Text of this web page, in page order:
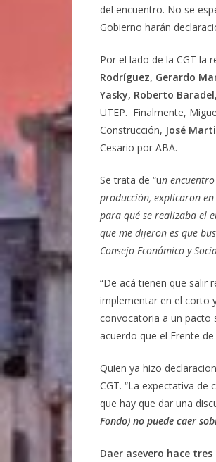
del encuentro. No se
Gobierno harán
Por el lado de la CGT la
Rodríguez, Gerardo
Yasky, Roberto
UTEP. Finalmente,
Construcción, José
Cesario por ABA.
Se trata de “un
producción, explicaron
para qué se realizaba el
que me dijeron es que
Consejo Económico y
“De acá tienen que salir
implementar en el corto
convocatoria a un pacto
acuerdo que el Frente
Quien ya hizo
CGT. “La expectativa
que hay que dar una
Fondo) no puede caer
Daer asevero hace